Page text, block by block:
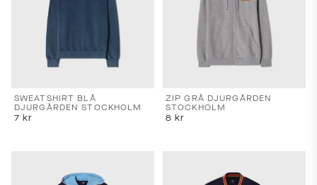
SWEATSHIRT BLÅ
DJURGÅRDEN STOCKHOLM
7 kr
ZIP GRÅ DJURGÅRDEN
STOCKHOLM
8 kr